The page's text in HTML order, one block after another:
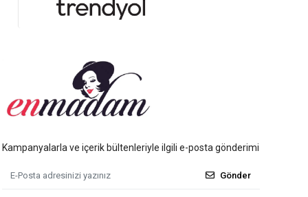
Kampanyalarla ve içerik bültenleriyle ilgili e-posta gönderimi
Gönder